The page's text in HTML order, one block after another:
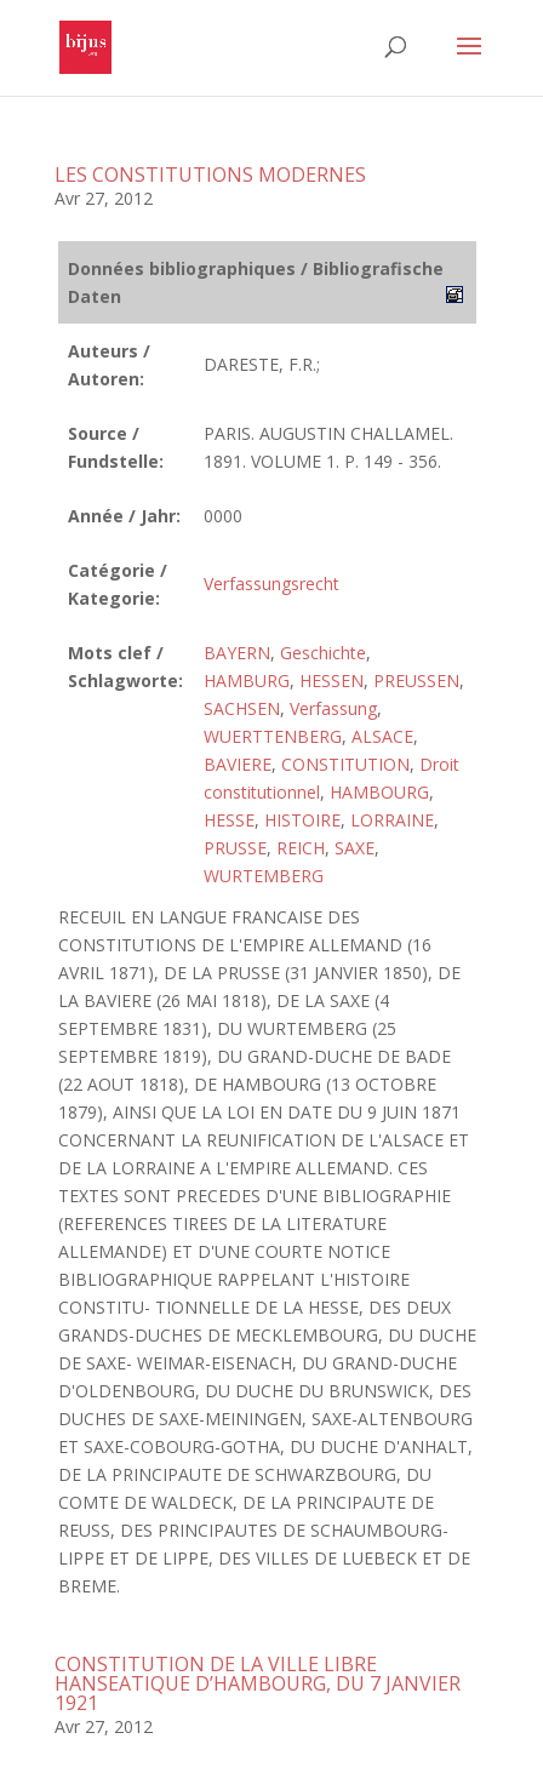
LES CONSTITUTIONS MODERNES
Avr 27, 2012
Données bibliographiques / Bibliografische
Daten
Auteurs /
Autoren:
DARESTE, F.R.;
Source /
Fundstelle:
PARIS. AUGUSTIN CHALLAMEL.
1891. VOLUME 1. P. 149 - 356.
Année / Jahr: 0000
Catégorie /
Kategorie:
Verfassungsrecht
Mots clef /
Schlagworte:
BAYERN, Geschichte,
HAMBURG, HESSEN, PREUSSEN,
SACHSEN, Verfassung,
WUERTTENBERG, ALSACE,
BAVIERE, CONSTITUTION, Droit
constitutionnel, HAMBOURG,
HESSE, HISTOIRE, LORRAINE,
PRUSSE, REICH, SAXE,
WURTEMBERG
RECEUIL EN LANGUE FRANCAISE DES
CONSTITUTIONS DE L'EMPIRE ALLEMAND (16
AVRIL 1871), DE LA PRUSSE (31 JANVIER 1850), DE
LA BAVIERE (26 MAI 1818), DE LA SAXE (4
SEPTEMBRE 1831), DU WURTEMBERG (25
SEPTEMBRE 1819), DU GRAND-DUCHE DE BADE
(22 AOUT 1818), DE HAMBOURG (13 OCTOBRE
1879), AINSI QUE LA LOI EN DATE DU 9 JUIN 1871
CONCERNANT LA REUNIFICATION DE L'ALSACE ET
DE LA LORRAINE A L'EMPIRE ALLEMAND. CES
TEXTES SONT PRECEDES D'UNE BIBLIOGRAPHIE
(REFERENCES TIREES DE LA LITERATURE
ALLEMANDE) ET D'UNE COURTE NOTICE
BIBLIOGRAPHIQUE RAPPELANT L'HISTOIRE
CONSTITU- TIONNELLE DE LA HESSE, DES DEUX
GRANDS-DUCHES DE MECKLEMBOURG, DU DUCHE
DE SAXE- WEIMAR-EISENACH, DU GRAND-DUCHE
D'OLDENBOURG, DU DUCHE DU BRUNSWICK, DES
DUCHES DE SAXE-MEININGEN, SAXE-ALTENBOURG
ET SAXE-COBOURG-GOTHA, DU DUCHE D'ANHALT,
DE LA PRINCIPAUTE DE SCHWARZBOURG, DU
COMTE DE WALDECK, DE LA PRINCIPAUTE DE
REUSS, DES PRINCIPAUTES DE SCHAUMBOURG-
LIPPE ET DE LIPPE, DES VILLES DE LUEBECK ET DE
BREME.
CONSTITUTION DE LA VILLE LIBRE
HANSEATIQUE D’HAMBOURG, DU 7 JANVIER
1921
Avr 27, 2012